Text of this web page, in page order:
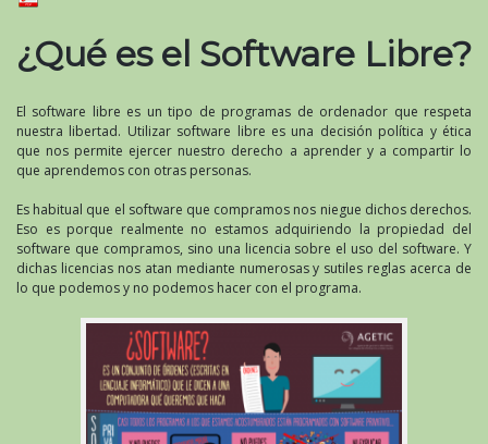
¿Qué es el Software Libre?
El software libre es un tipo de programas de ordenador que respeta
nuestra libertad. Utilizar software libre es una decisión política y ética
que nos permite ejercer nuestro derecho a aprender y a compartir lo
que aprendemos con otras personas.
Es habitual que el software que compramos nos niegue dichos derechos.
Eso es porque realmente no estamos adquiriendo la propiedad del
software que compramos, sino una licencia sobre el uso del software. Y
dichas licencias nos atan mediante numerosas y sutiles reglas acerca de
lo que podemos y no podemos hacer con el programa.